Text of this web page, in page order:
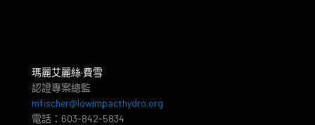
瑪麗艾麗絲·費雪
認證專案總監
mfischer@lowimpacthydro.org
電話：603-842-5834